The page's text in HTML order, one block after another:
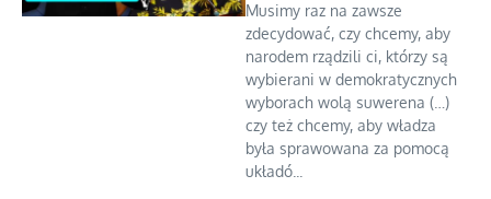
Musimy raz na zawsze
zdecydować, czy chcemy, aby
narodem rządzili ci, którzy są
wybierani w demokratycznych
wyborach wolą suwerena (…)
czy też chcemy, aby władza
była sprawowana za pomocą
układó...